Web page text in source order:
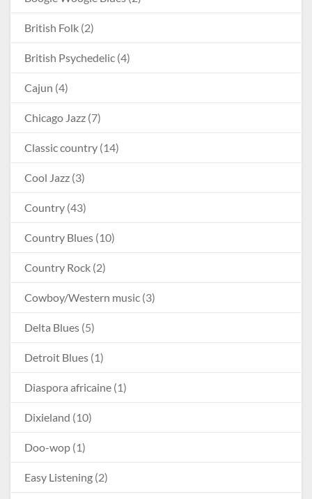
British Folk (2)
British Psychedelic (4)
Cajun (4)
Chicago Jazz (7)
Classic country (14)
Cool Jazz (3)
Country (43)
Country Blues (10)
Country Rock (2)
Cowboy/Western music (3)
Delta Blues (5)
Detroit Blues (1)
Diaspora africaine (1)
Dixieland (10)
Doo-wop (1)
Easy Listening (2)